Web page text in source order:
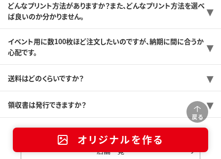
戻る
オリジナルを作る
どんなプリント方法がありますか？また、どんなプリント方法を選べ
ば良いのか分かりません。
イベント用に数100枚ほど注文したいのですが、納期に間に合うか
心配です。
送料はどのくらいですか？
領収書は発行できますか？
店舗一覧